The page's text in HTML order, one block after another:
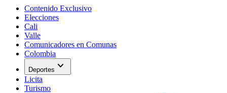
Contenido Exclusivo
Elecciones
Cali
Valle
Comunicadores en Comunas
Colombia
Deportes expand_more
Licita
Turismo